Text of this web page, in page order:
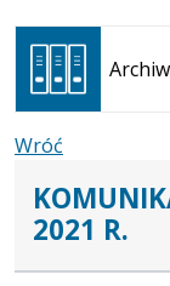
Otwiera
się w
nowej
karcie
Wróć
2021 R.